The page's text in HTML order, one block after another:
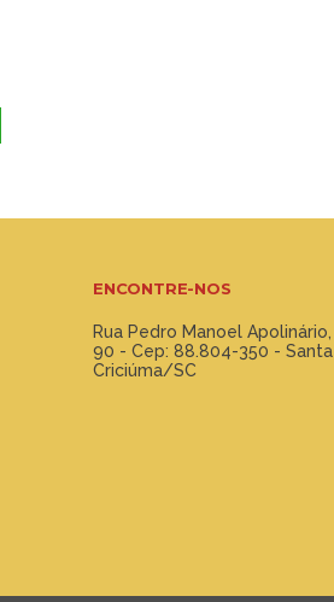
ENCONTRE-NOS
Rua Pedro Manoel
90 - Cep: 88.804-350 -
Criciúma/SC